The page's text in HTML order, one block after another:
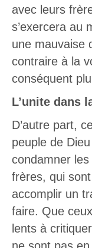
avec leurs
s’exercera au
une mauvaise
contraire à la
conséquent
L’unite dans
D’autre part,
peuple de
condamner
frères, qui
accomplir un
faire. Que
lents à